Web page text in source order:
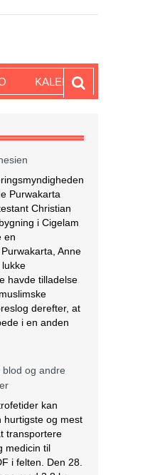
KALENDER
Purwakarta
Christian
i Cigelam
en
Anne
havde tilladelse
derefter, at
i en anden
og andre
kan
og mest
transportere
medicin til
i felten. Den 28.